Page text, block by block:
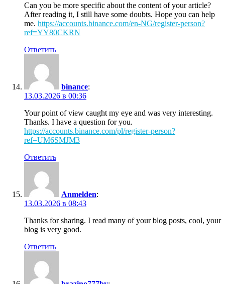
Can you be more specific about the content of your article?
After reading it, I still have some doubts. Hope you can help
me. https://accounts.binance.com/en-NG/register-person?
ref=YY80CKRN
Ответить
binance:
13.03.2026 в 00:36
Your point of view caught my eye and was very interesting.
Thanks. I have a question for you.
https://accounts.binance.com/pl/register-person?
ref=UM6SMJM3
Ответить
Anmelden:
13.03.2026 в 08:43
Thanks for sharing. I read many of your blog posts, cool, your
blog is very good.
Ответить